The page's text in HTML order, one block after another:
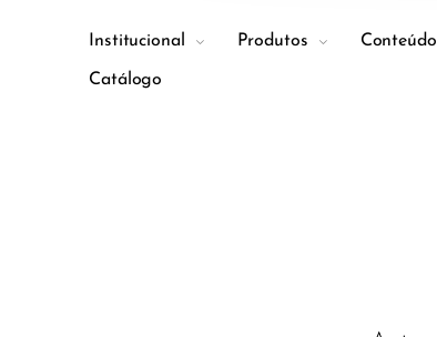
Institucional Produtos Conteúdo
Catálogo